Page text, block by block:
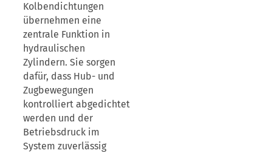
Kolbendichtungen
übernehmen eine
zentrale Funktion in
hydraulischen
Zylindern. Sie sorgen
dafür, dass Hub- und
Zugbewegungen
kontrolliert abgedichtet
werden und der
Betriebsdruck im
System zuverlässig